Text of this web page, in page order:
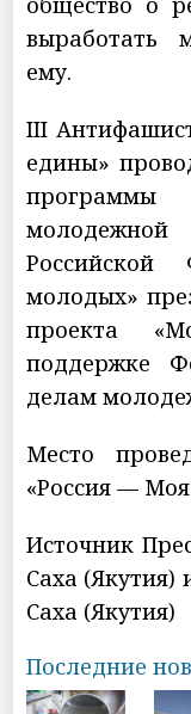
выработать
ему.
III
едины»
программы
молодых»
проекта
поддержке
делам
Место
«Россия —
Источник
Саха (Якутия)
Саха (Якутия)
Последние